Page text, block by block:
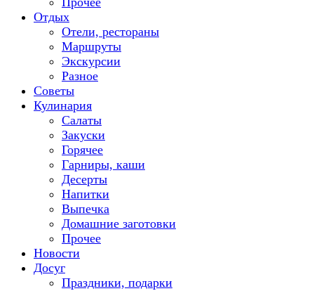
Отдых
Отели, рестораны
Маршруты
Экскурсии
Разное
Советы
Кулинария
Салаты
Закуски
Горячее
Гарниры, каши
Десерты
Напитки
Выпечка
Домашние заготовки
Прочее
Новости
Досуг
Праздники, подарки